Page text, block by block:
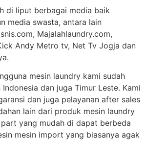
di liput berbagai media baik
media swasta, antara lain
Majalahlaundry.com,
Andy Metro tv, Net Tv Jogja dan
mesin laundry kami sudah
dan juga Timur Leste. Kami
dan juga pelayanan after sales
lain dari produk mesin laundry
yang mudah di dapat berbeda
mesin import yang biasanya agak